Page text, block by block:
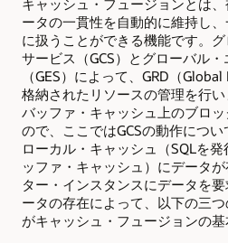
ータの一貫性を自動的に維持し
に扱うことができる機能です。
サービス（GCS）とグローバル
（GES）によって、GRD（
格納されたリソースの管理を行
バッファ・キャッシュ上のブロ
ので、ここではGCSの動作につい
ローカル・キャッシュ（SQLを
ッファ・キャッシュ）にデータ
ター・インスタンスにデータを
ータの存在によって、以下の三
がキャッシュ・フュージョンの基